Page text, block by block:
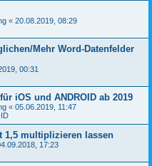
« 20.08.2019, 08:29
Mehr Word-Datenfelder
00:31
iOS und ANDROID ab 2019
« 05.06.2019, 11:47
1,5 multiplizieren lassen
17:23